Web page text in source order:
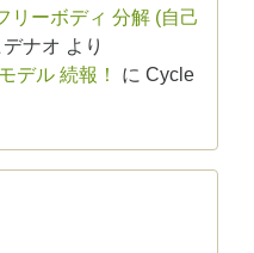
リーボディ 分解 (自己
ナオ より
デル 続報！
に Cycle